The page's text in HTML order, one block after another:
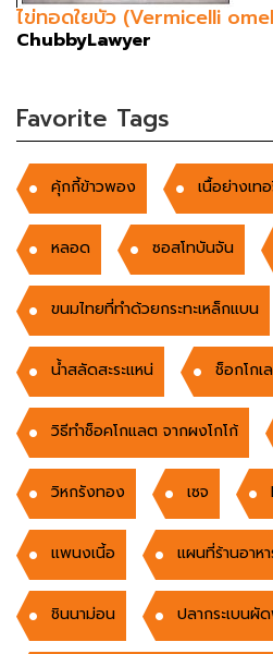
ไข่ทอดใยบัว (Vermicelli
ChubbyLawyer
Favorite Tags
คุ้กกี้ข้าวพอง เนื้อย่างเท
หลอด ซอสโทบันจัน
ขนมไทยที่ทำด้วยกระทะเหล็กแบน
น้ำสลัดสะระแหน่ ช็อกโกเ
วิธีทำช็อคโกแลต จากผงโกโก้
วิหกรังทอง เซจ
แพนงเนี้อ แผนที่ร้านอาหา
ชินนาม่อน ปลากระเบนผั